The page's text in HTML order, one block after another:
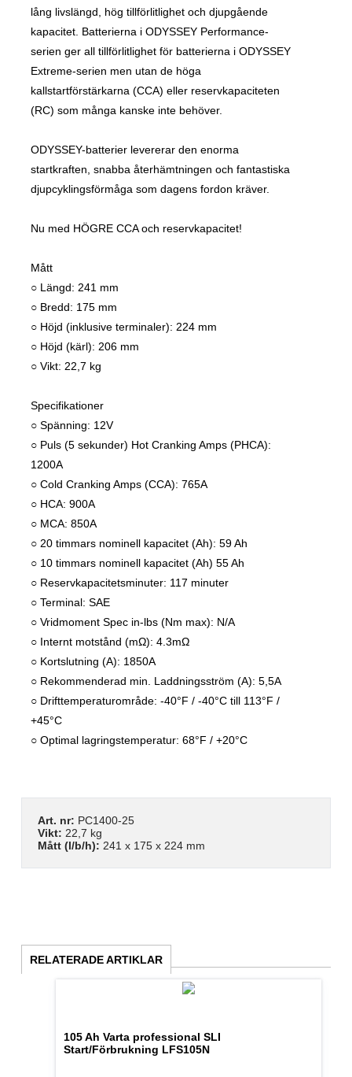
lång livslängd, hög tillförlitlighet och djupgående
kapacitet. Batterierna i ODYSSEY Performance-
serien ger all tillförlitlighet för batterierna i ODYSSEY
Extreme-serien men utan de höga
kallstartförstärkarna (CCA) eller reservkapaciteten
(RC) som många kanske inte behöver.
ODYSSEY-batterier levererar den enorma
startkraften, snabba återhämtningen och fantastiska
djupcyklingsförmåga som dagens fordon kräver.
Nu med HÖGRE CCA och reservkapacitet!
Mått
○ Längd: 241 mm
○ Bredd: 175 mm
○ Höjd (inklusive terminaler): 224 mm
○ Höjd (kärl): 206 mm
○ Vikt: 22,7 kg
Specifikationer
○ Spänning: 12V
○ Puls (5 sekunder) Hot Cranking Amps (PHCA):
1200A
○ Cold Cranking Amps (CCA): 765A
○ HCA: 900A
○ MCA: 850A
○ 20 timmars nominell kapacitet (Ah): 59 Ah
○ 10 timmars nominell kapacitet (Ah) 55 Ah
○ Reservkapacitetsminuter: 117 minuter
○ Terminal: SAE
○ Vridmoment Spec in-lbs (Nm max): N/A
○ Internt motstånd (mΩ): 4.3mΩ
○ Kortslutning (A): 1850A
○ Rekommenderad min. Laddningsström (A): 5,5A
○ Drifttemperaturområde: -40°F / -40°C till 113°F /
+45°C
○ Optimal lagringstemperatur: 68°F / +20°C
Art. nr: PC1400-25
Vikt: 22,7 kg
Mått (l/b/h): 241 x 175 x 224 mm
RELATERADE ARTIKLAR
105 Ah Varta professional SLI
Start/Förbrukning LFS105N